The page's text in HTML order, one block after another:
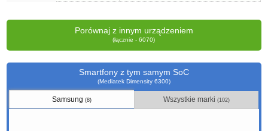
Porównaj z innym urządzeniem
(łącznie - 6070)
Smartfony z tym samym SoC
(Mediatek Dimensity 6300)
Samsung(8) Wszystkie marki(102)